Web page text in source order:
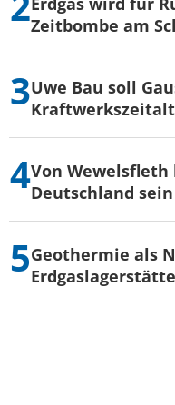
Zeitbombe am
Uwe Bau soll
Von Wewelsfleth
Deutschland
Geothermie als